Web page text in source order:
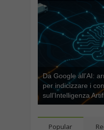
Da Google all’AI:
per indicizzare i
sull’Intelligenza
Popular